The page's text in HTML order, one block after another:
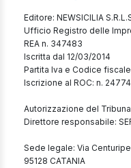
Editore: NEWSICILIA
Ufficio Registro delle
REA n. 347483
Iscritta dal 12/03/2014
Partita Iva e Codice
Iscrizione al ROC: n.
Autorizzazione del
Direttore responsabile:
Sede legale: Via
95128 CATANIA